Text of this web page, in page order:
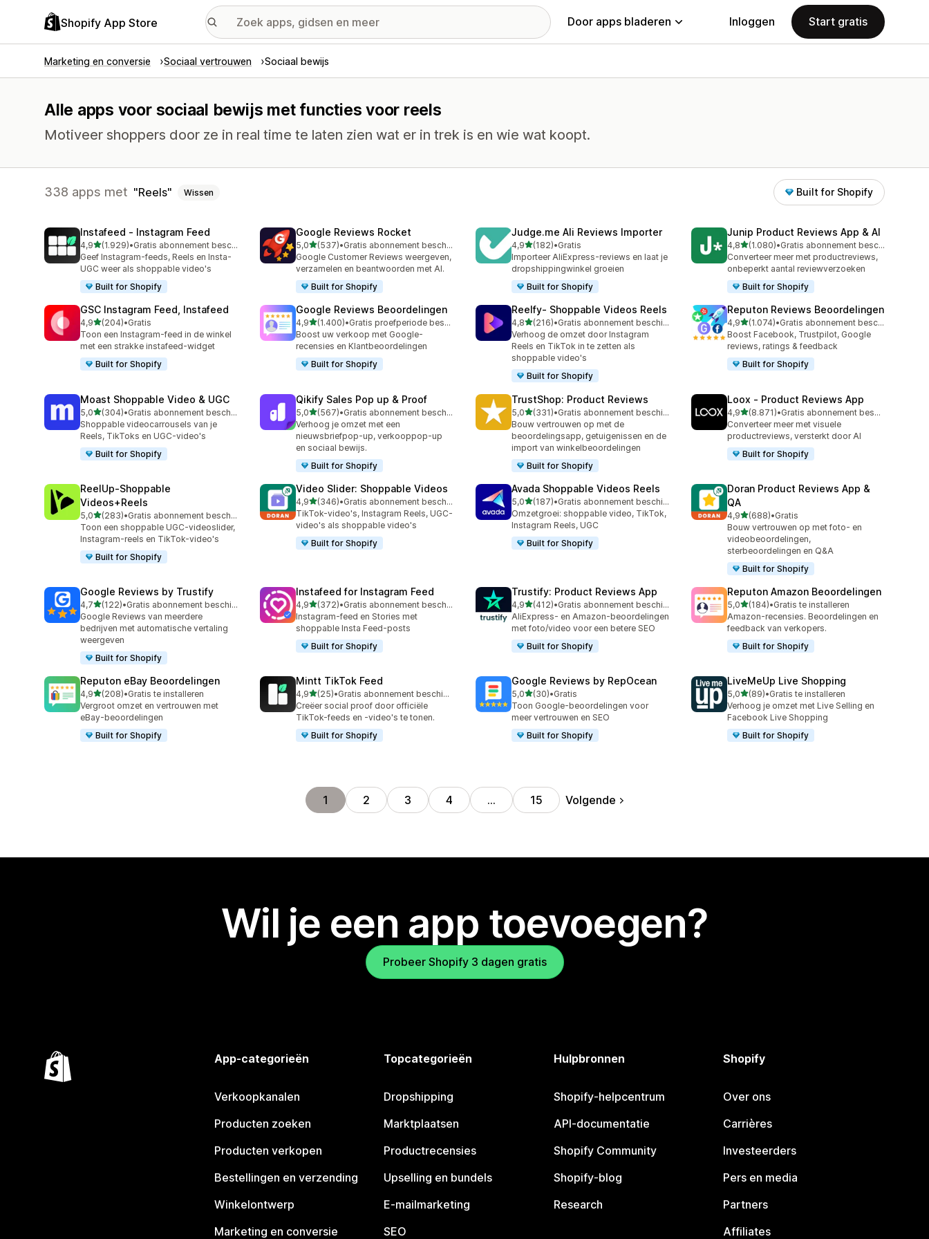
Shopify App Store Door apps bladeren Inloggen Start gratis
Marketing en conversie Sociaal vertrouwen Sociaal bewijs
Alle apps voor sociaal bewijs met functies voor reels
Motiveer shoppers door ze in real time te laten zien wat er in trek is en wie wat koopt.
338 apps met Reels Wissen Built for Shopify
Instafeed ‑ Instagram Feed
4,9van 5 sterren
(1.929)
1929 recensies in totaal
•
Gratis abonnement beschikbaar
Geef Instagram-feeds, Reels en Insta-
UGC weer als shoppable video's
Built for Shopify
Google Reviews Rocket
5,0van 5 sterren
(537)
537 recensies in totaal
•
Gratis abonnement beschikbaar
Google Customer Reviews weergeven,
verzamelen en beantwoorden met AI.
Built for Shopify
Judge.me Ali Reviews Importer
4,9van 5 sterren
(182)
182 recensies in totaal
•Gratis
Importeer AliExpress-reviews en laat je
dropshippingwinkel groeien
Built for Shopify
Junip Product Reviews App & AI
4,8van 5 sterren
(1.080)
1080 recensies in totaal
•
Gratis abonnement beschikbaar
Converteer meer met productreviews,
onbeperkt aantal reviewverzoeken
Built for Shopify
GSC Instagram Feed, Instafeed
4,9van 5 sterren
(204)
204 recensies in totaal
•Gratis
Toon een Instagram-feed in de winkel
met een strakke instafeed-widget
Built for Shopify
Google Reviews Beoordelingen
4,9van 5 sterren
(1.400)
1400 recensies in totaal
•
Gratis proefperiode beschikbaar
Boost uw verkoop met Google-
recensies en Klantbeoordelingen
Built for Shopify
Reelfy‑ Shoppable Videos Reels
4,8van 5 sterren
(216)
216 recensies in totaal
•
Gratis abonnement beschikbaar
Verhoog de omzet door Instagram
Reels en TikTok in te zetten als
shoppable video's
Built for Shopify
Reputon Reviews Beoordelingen
4,9van 5 sterren
(1.074)
1074 recensies in totaal
•
Gratis abonnement beschikbaar
Boost Facebook, Trustpilot, Google
reviews, ratings & feedback
Built for Shopify
Moast Shoppable Video & UGC
5,0van 5 sterren
(304)
304 recensies in totaal
•
Gratis abonnement beschikbaar
Shoppable videocarrousels van je
Reels, TikToks en UGC-video's
Built for Shopify
Qikify Sales Pop up & Proof
5,0van 5 sterren
(567)
567 recensies in totaal
•
Gratis abonnement beschikbaar
Verhoog je omzet met een
nieuwsbriefpop-up, verkooppop-up
en sociaal bewijs.
Built for Shopify
TrustShop: Product Reviews
5,0van 5 sterren
(331)
331 recensies in totaal
•
Gratis abonnement beschikbaar
Bouw vertrouwen op met de
beoordelingsapp, getuigenissen en de
import van winkelbeoordelingen
Built for Shopify
Loox ‑ Product Reviews App
4,9van 5 sterren
(8.871)
8871 recensies in totaal
•
Gratis abonnement beschikbaar
Converteer meer met visuele
productreviews, versterkt door AI
Built for Shopify
ReelUp‑Shoppable
Videos+Reels
5,0van 5 sterren
(283)
283 recensies in totaal
•
Gratis abonnement beschikbaar
Toon een shoppable UGC-videoslider,
Instagram-reels en TikTok-video's
Built for Shopify
Video Slider: Shoppable Videos
4,9van 5 sterren
(346)
346 recensies in totaal
•
Gratis abonnement beschikbaar
TikTok-video's, Instagram Reels, UGC-
video's als shoppable video's
Built for Shopify
Avada Shoppable Videos Reels
5,0van 5 sterren
(187)
187 recensies in totaal
•
Gratis abonnement beschikbaar
Omzetgroei: shoppable video, TikTok,
Instagram Reels, UGC
Built for Shopify
Doran Product Reviews App &
QA
4,9van 5 sterren
(688)
688 recensies in totaal
•Gratis
Bouw vertrouwen op met foto- en
videobeoordelingen,
sterbeoordelingen en Q&A
Built for Shopify
Google Reviews by Trustify
4,7van 5 sterren
(122)
122 recensies in totaal
•
Gratis abonnement beschikbaar
Google Reviews van meerdere
bedrijven met automatische vertaling
weergeven
Built for Shopify
Instafeed for Instagram Feed
4,9van 5 sterren
(372)
372 recensies in totaal
•
Gratis abonnement beschikbaar
Instagram-feed en Stories met
shoppable Insta Feed-posts
Built for Shopify
Trustify: Product Reviews App
4,9van 5 sterren
(412)
412 recensies in totaal
•
Gratis abonnement beschikbaar
AliExpress- en Amazon-beoordelingen
met foto/video voor een betere SEO
Built for Shopify
Reputon Amazon Beoordelingen
5,0van 5 sterren
(184)
184 recensies in totaal
•Gratis te installeren
Amazon-recensies. Beoordelingen en
feedback van verkopers.
Built for Shopify
Reputon eBay Beoordelingen
4,9van 5 sterren
(208)
208 recensies in totaal
•Gratis te installeren
Vergroot omzet en vertrouwen met
eBay-beoordelingen
Built for Shopify
Mintt TikTok Feed
4,9van 5 sterren
(25)
25 recensies in totaal
•
Gratis abonnement beschikbaar
Creëer social proof door officiële
TikTok-feeds en -video's te tonen.
Built for Shopify
Google Reviews by RepOcean
5,0van 5 sterren
(30)
30 recensies in totaal
•Gratis
Toon Google-beoordelingen voor
meer vertrouwen en SEO
Built for Shopify
LiveMeUp Live Shopping
5,0van 5 sterren
(89)
89 recensies in totaal
•Gratis te installeren
Verhoog je omzet met Live Selling en
Facebook Live Shopping
Built for Shopify
1 2 3 4 … 15 Volgende
Wil je een app toevoegen?
Probeer Shopify 3 dagen gratis
App-categorieën
Verkoopkanalen
Producten zoeken
Producten verkopen
Bestellingen en verzending
Winkelontwerp
Marketing en conversie
Topcategorieën
Dropshipping
Marktplaatsen
Productrecensies
Upselling en bundels
E-mailmarketing
SEO
Hulpbronnen
Shopify-helpcentrum
API-documentatie
Shopify Community
Shopify-blog
Research
Shopify
Over ons
Carrières
Investeerders
Pers en media
Partners
Affiliates